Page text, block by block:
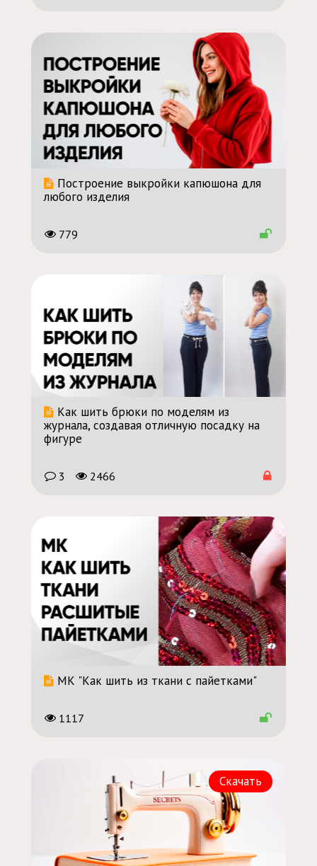
Построение выкройки капюшона для
любого изделия
779
Как шить брюки по моделям из
журнала, создавая отличную посадку на
фигуре
3 2466
МК "Как шить из ткани с пайетками"
1117
Скачать